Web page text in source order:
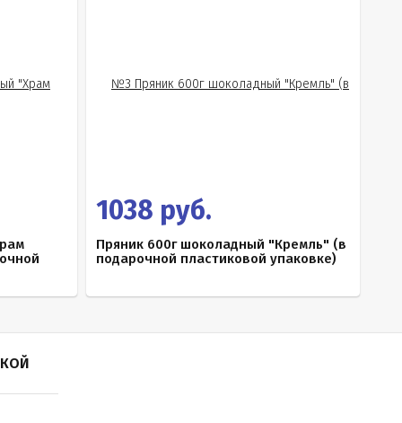
1038 руб.
Пряник 600г шоколадный "Кремль" (в
подарочной пластиковой упаковке)